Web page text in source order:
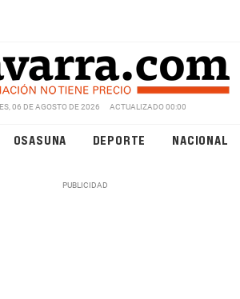
06 DE AGOSTO DE 2026 ACTUALIZADO 00:00
OSASUNA DEPORTE NACIONAL